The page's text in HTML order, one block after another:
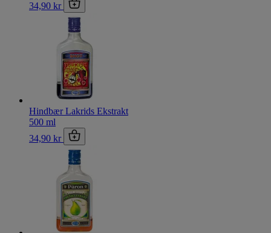
34,90 kr
Hindbær Lakrids Ekstrakt
500 ml
34,90 kr